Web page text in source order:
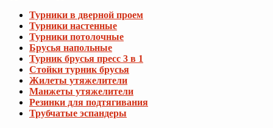
Турники в дверной проем
Турники настенные
Турники потолочные
Брусья напольные
Турник брусья пресс 3 в 1
Стойки турник брусья
Жилеты утяжелители
Манжеты утяжелители
Резинки для подтягивания
Трубчатые эспандеры